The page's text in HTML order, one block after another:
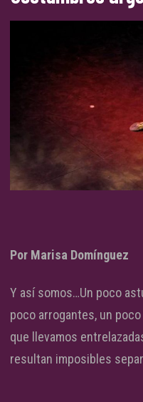
Por Marisa Domínguez
Y así somos…Un poco
poco arrogantes, un
que llevamos
resultan imposibles